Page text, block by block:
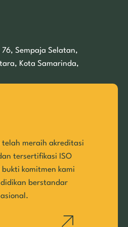
76, Sempaja Selatan,
Kota Samarinda,
telah meraih akreditasi
tersertifikasi ISO
komitmen kami
berstandar